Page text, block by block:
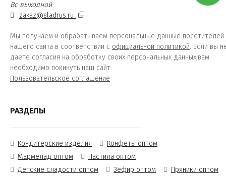
Вс выходной
zakaz@sladrus.ru
Мы получаем и обрабатываем персональные данные посетителей
нашего сайта в соответствии с официальной политикой. Если вы
даете согласия на обработку своих персональных данных,вам
необходимо покинуть наш сайт.
Пользовательское соглашение
РАЗДЕЛЫ
Кондитерские изделия
Конфеты оптом
Мармелад оптом
Пастила оптом
Детские сладости оптом
Зефир оптом Пряники оптом